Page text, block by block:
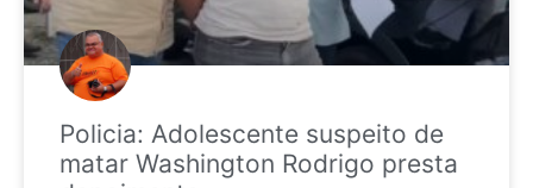
Policia: Adolescente suspeito de
matar Washington Rodrigo presta